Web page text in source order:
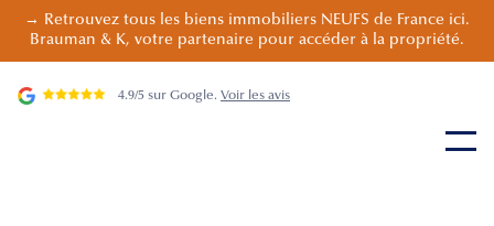
→ Retrouvez tous les biens immobiliers NEUFS de France ici.
Brauman & K, votre partenaire pour accéder à la propriété.
4.9/5 sur Google. Voir les avis